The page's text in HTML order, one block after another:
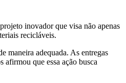
inovador que visa não apenas
recicláveis.
maneira adequada. As entregas
que essa ação busca